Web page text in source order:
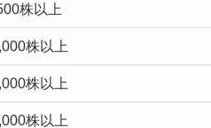
株以上
株以上
株以上
株以上